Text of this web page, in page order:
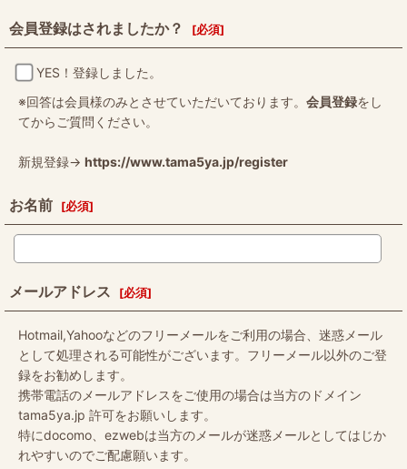
会員登録はされましたか？ [必須]
YES！登録しました。
※回答は会員様のみとさせていただいております。 会員登録をし
てからご質問ください。
新規登録→ https://www.tama5ya.jp/register
お名前 [必須]
メールアドレス [必須]
Hotmail,Yahooなどのフリーメールをご利用の場合、迷惑メール
として処理される可能性がございます。フリーメール以外のご登
録をお勧めします。
携帯電話のメールアドレスをご使用の場合は当方のドメイン
tama5ya.jp 許可をお願いします。
特にdocomo、ezwebは当方のメールが迷惑メールとしてはじか
れやすいのでご配慮願います。